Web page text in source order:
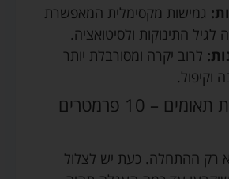
גמישות מקסימלית המאפשרת
התינוקות ולסיטואציה.
לרוב יקרה ומסורבלת יותר
וקיפול.
איך לבחור עגלת תאומים – 10 פרמטרים
רק ההתחלה. כעת יש לצלול